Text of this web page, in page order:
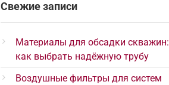
Свежие записи
Материалы для обсадки скважин:
как выбрать надёжную трубу
Воздушные фильтры для систем